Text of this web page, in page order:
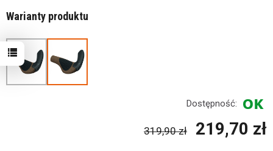
Warianty produktu
Dostępność:
319,90 zł 219,70 zł